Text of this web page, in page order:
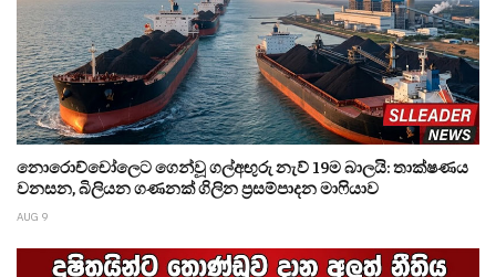
නොරොච්චෝලෙට ගෙන්වූ ගල්අඟුරු නැව් 19ම බාලයි: තාක්ෂණය
වනසන, බිලියන ගණනක් ගිලින ප්‍රසම්පාදන මාෆියාව
AUG 9